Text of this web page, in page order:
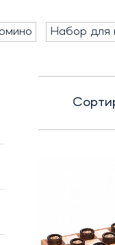
Набор для